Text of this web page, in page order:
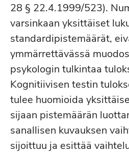
28 § 22.4.1999/523).
varsinkaan yksittäiset
standardipistemäärät,
ymmärrettävässä
psykologin tulkintaa
Kognitiivisen testin
tulee huomioida
sijaan pistemäärän
sanallisen kuvauksen
sijoittuu ja esittää